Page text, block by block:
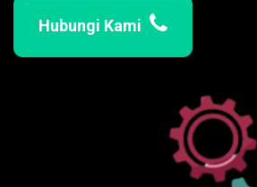
Hubungi Kami